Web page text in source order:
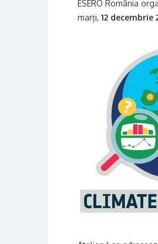
ESERO România
marți, 12 decembrie